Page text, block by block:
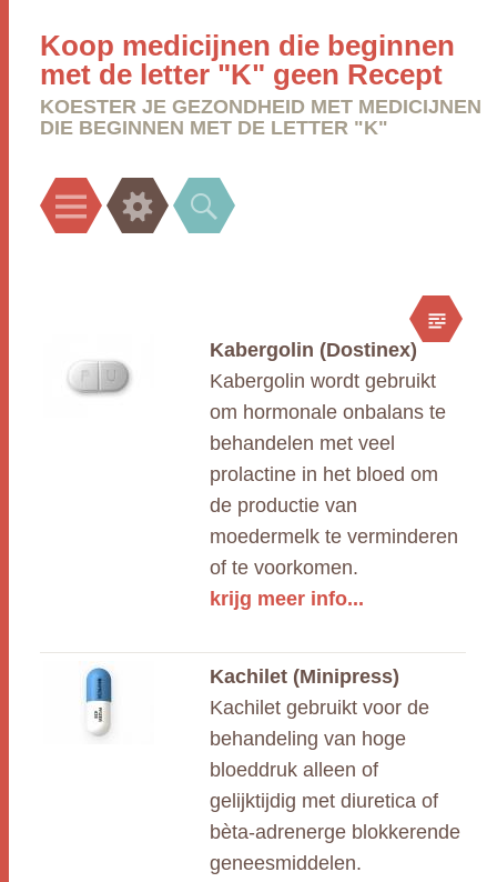
Koop medicijnen die beginnen
met de letter "K" geen Recept
KOESTER JE GEZONDHEID MET MEDICIJNEN
DIE BEGINNEN MET DE LETTER "K"
Menu Widgets Search
Kabergolin (Dostinex)
Kabergolin wordt gebruikt
om hormonale onbalans te
behandelen met veel
prolactine in het bloed om
de productie van
moedermelk te verminderen
of te voorkomen.
krijg meer info...
Kachilet (Minipress)
Kachilet gebruikt voor de
behandeling van hoge
bloeddruk alleen of
gelijktijdig met diuretica of
bèta-adrenerge blokkerende
geneesmiddelen.